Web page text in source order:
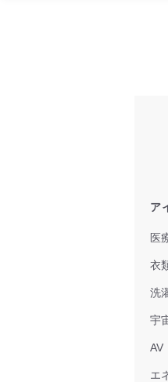
ア
医
衣
洗
宇
AV
エ